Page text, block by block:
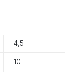
4,5
10